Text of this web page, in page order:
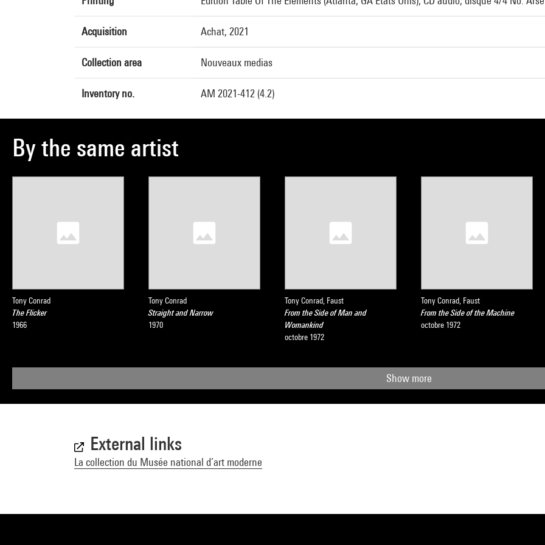
Acquisition Achat, 2021
Collection area Nouveaux medias
Inventory no. AM 2021-412 (4.2)
By the same artist
Tony Conrad
The Flicker
1966
Tony Conrad
Straight and Narrow
1970
Tony Conrad, Faust
From the Side of Man and
Womankind
octobre 1972
Tony Conrad, Faust
From the Side of the Machine
octobre 1972
Show more
External links
La collection du Musée national d’art moderne